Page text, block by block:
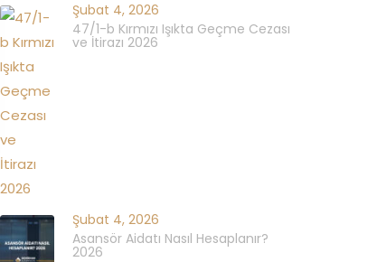
Şubat 4, 2026
47/1-b Kırmızı Işıkta Geçme Cezası
ve İtirazı 2026
Şubat 4, 2026
Asansör Aidatı Nasıl Hesaplanır?
2026